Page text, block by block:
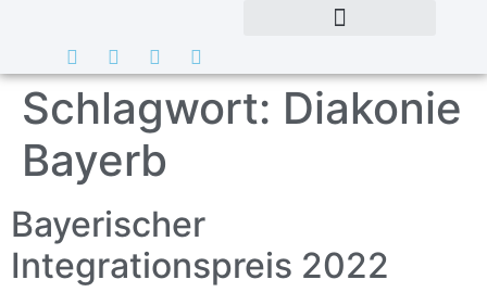
Schlagwort: Diakonie
Bayerb
Bayerischer
Integrationspreis 2022